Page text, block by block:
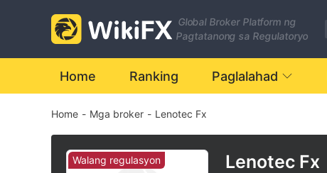
Global Broker Platform ng
Pagtatanong sa Regulatoryo
Home Ranking Paglalahad
Home - Mga broker - Lenotec Fx
Walang regulasyon
3
4
5
0
1
Lenotec Fx